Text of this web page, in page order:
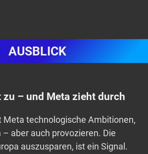
AUSBLICK
zu – und Meta zieht durch
Meta technologische Ambitionen,
aber auch provozieren. Die
auszusparen, ist ein Signal.